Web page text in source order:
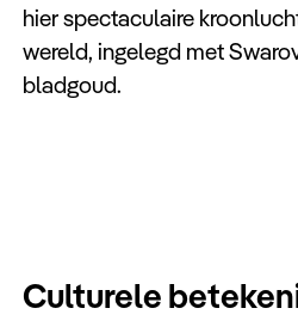
hier spectaculaire
wereld, ingelegd met
bladgoud.
Culturele